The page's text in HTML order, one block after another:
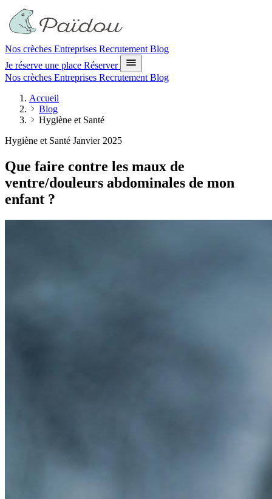
Nos crèches Entreprises Recrutement Blog
Je réserve une place Réserver
Nos crèches Entreprises Recrutement Blog
Accueil
Blog
Hygiène et Santé
Hygiène et Santé Janvier 2025
Que faire contre les maux de
ventre/douleurs abdominales de mon
enfant ?